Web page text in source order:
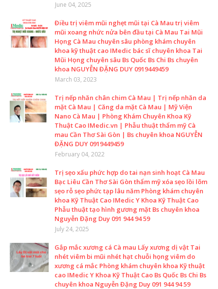
June 04, 2025
Điều trị viêm mũi nghẹt mũi tại Cà Mau trị viêm
mũi xoang nhức nửa bên đầu tại Cà Mau Tai Mũi
Họng Cà Mau chuyên sâu phòng khám chuyên
khoa kỹ thuật cao IMedic bác sĩ chuyên khoa Tai
Mũi Họng chuyên sâu Bs Quốc Bs Chi Bs chuyên
khoa NGUYỄN ĐẶNG DUY 0919449459
March 03, 2023
Trị nếp nhăn chân chim Cà Mau | Trị nếp nhăn da
mặt Cà Mau | Căng da mặt Cà Mau | Mỹ Viện
Nano Cà Mau | Phòng Khám Chuyên Khoa Kỹ
Thuật Cao IMedic.vn | Phẫu thuật thẩm mỹ Cà
mau Cần Thơ Sài Gòn | Bs chuyên khoa NGUYỄN
ĐẶNG DUY 0919449459
February 04, 2022
Trị sẹo xấu phức hợp do tai nạn sinh hoạt Cà Mau
Bạc Liêu Cần Thơ Sài Gòn thẩm mỹ xóa sẹo lồi lõm
sẹo rỗ sẹo phức tạp lâu năm Phòng khám chuyên
khoa Kỹ Thuật Cao IMedic Y Khoa Kỹ Thuật Cao
Phẫu thuật tạo hình gương mặt Bs chuyên khoa
Nguyễn Đặng Duy 091 944 94 59
July 24, 2025
Gắp mắc xương cá Cà mau Lấy xương dị vật Tai
nhét viêm bi mũi nhét hạt chuỗi họng viêm do
xương cá mắc Phòng khám chuyên khoa Kỹ thuật
cao IMedic Y Khoa Kỹ Thuật Cao Bs Quốc Bs Chi Bs
chuyên khoa Nguyễn Đặng Duy 091 944 94 59